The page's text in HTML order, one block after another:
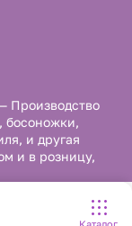
Производство
босоножки,
и другая
и в розницу,